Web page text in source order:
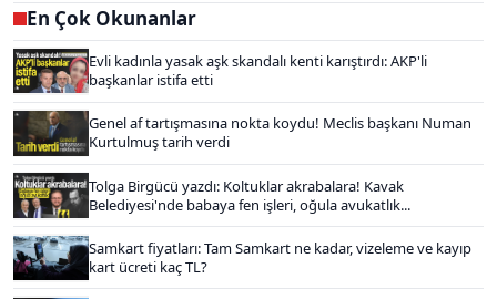
En Çok Okunanlar
Evli kadınla yasak aşk skandalı kenti karıştırdı: AKP'li
başkanlar istifa etti
Genel af tartışmasına nokta koydu! Meclis başkanı Numan
Kurtulmuş tarih verdi
Tolga Birgücü yazdı: Koltuklar akrabalara! Kavak
Belediyesi'nde babaya fen işleri, oğula avukatlık...
Samkart fiyatları: Tam Samkart ne kadar, vizeleme ve kayıp
kart ücreti kaç TL?